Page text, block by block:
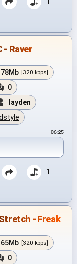
- Raver
[320 kbps]
0
layden
06:25
1
- Freak
[320 kbps]
0